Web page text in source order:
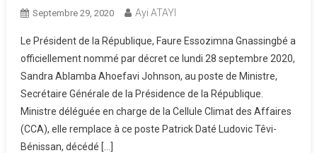
Septembre 29, 2020 Ayi ATAYI
Le Président de la République, Faure Essozimna Gnassingbé a
officiellement nommé par décret ce lundi 28 septembre 2020,
Sandra Ablamba Ahoefavi Johnson, au poste de Ministre,
Secrétaire Générale de la Présidence de la République.
Ministre déléguée en charge de la Cellule Climat des Affaires
(CCA), elle remplace à ce poste Patrick Daté Ludovic Têvi-
Bénissan, décédé […]